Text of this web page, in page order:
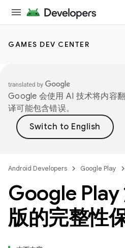
GAMES DEV CENTER
Google 会使用 AI 技术将内容
译可能包含错误。
Android Developers Google Play
Google Play
版的完整性